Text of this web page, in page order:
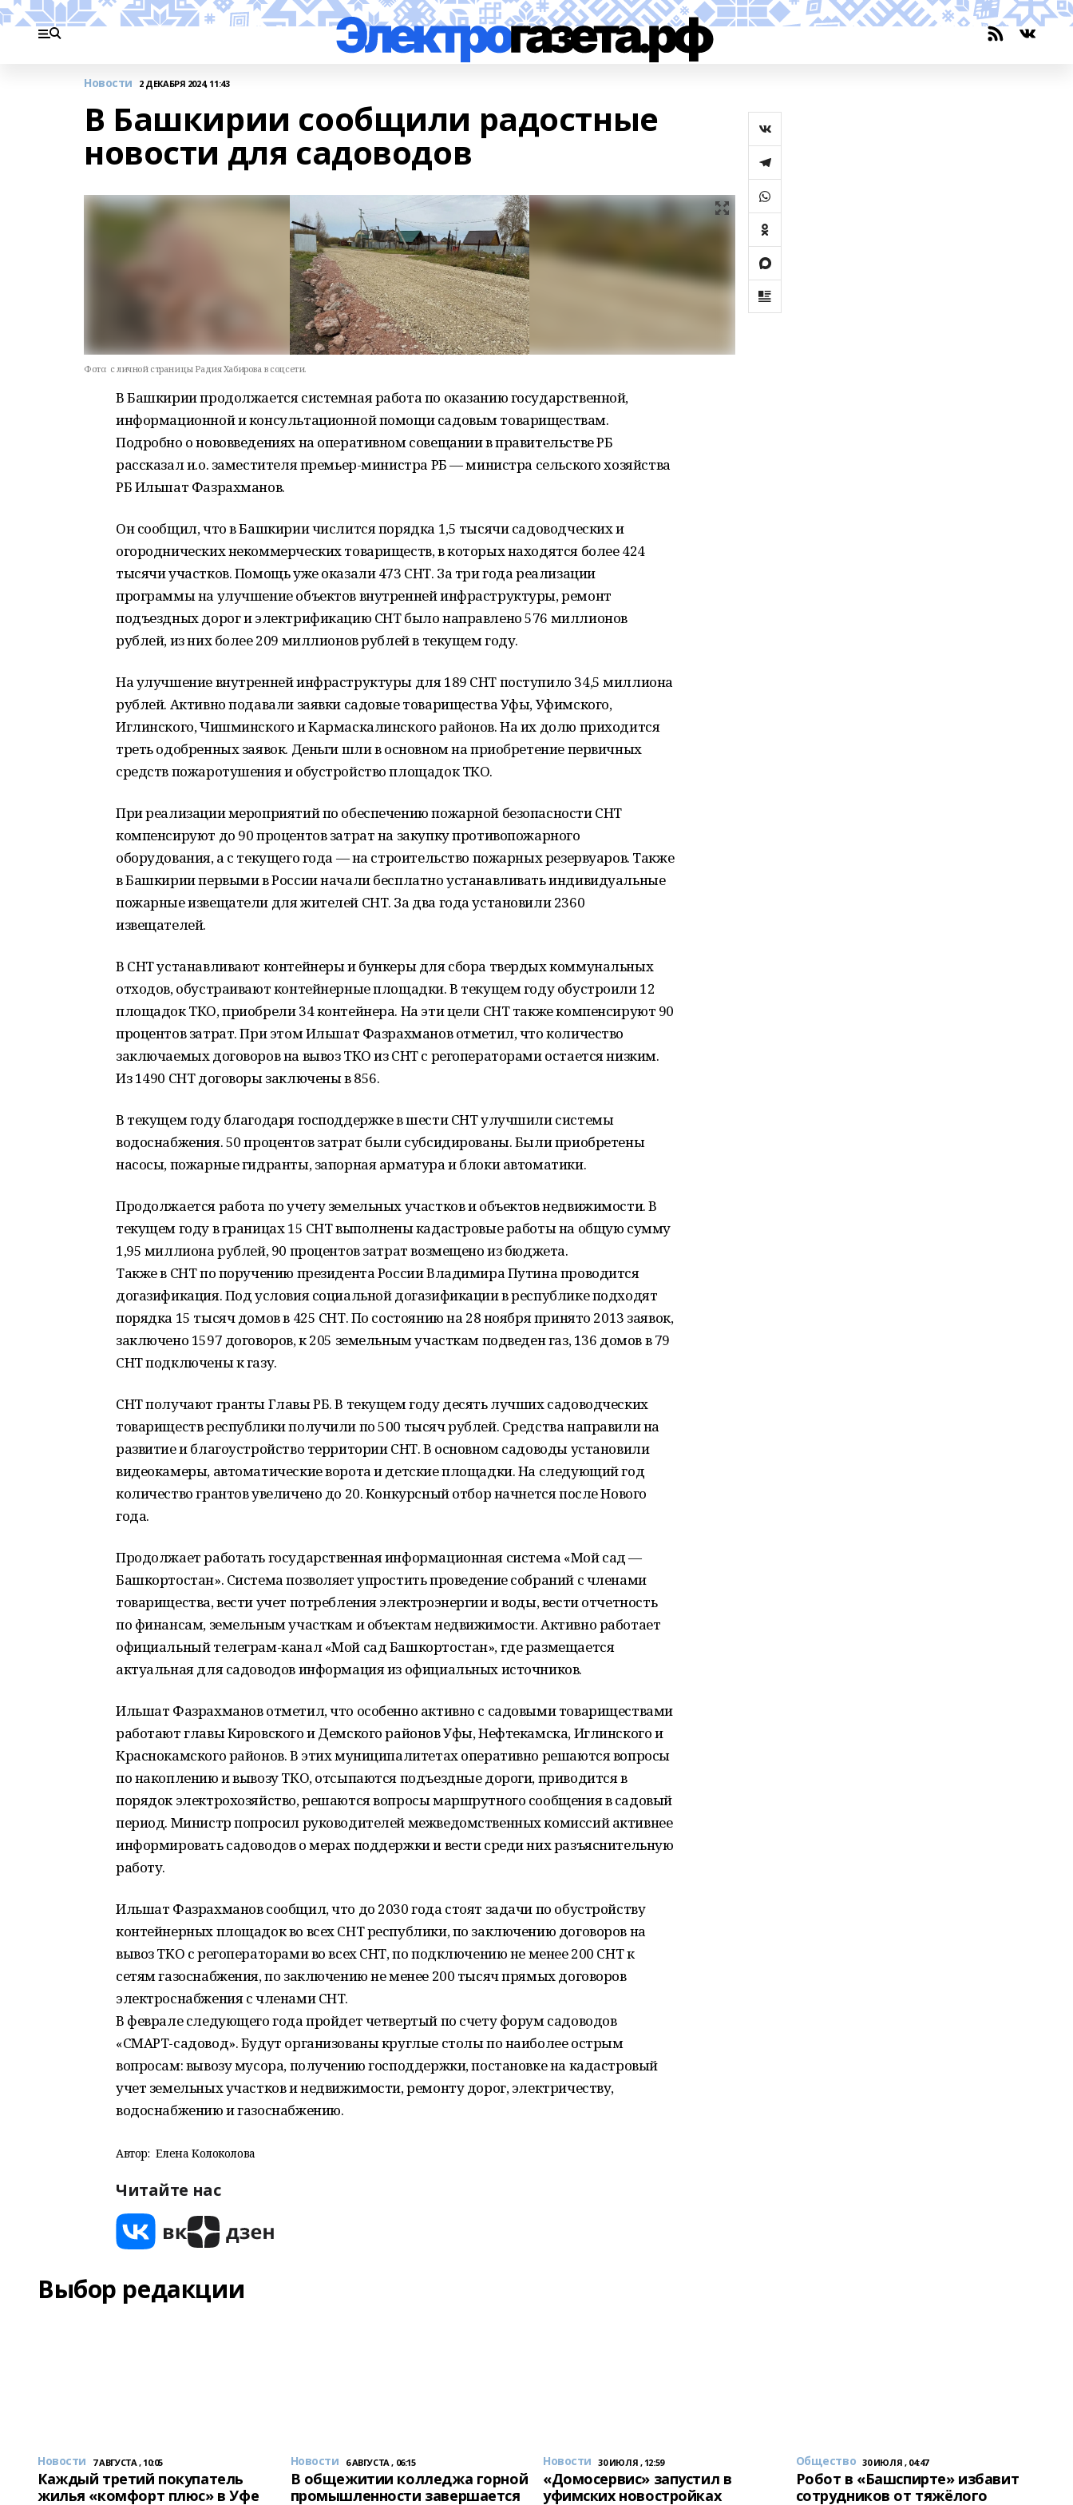
Новости 2 ДЕКАБРЯ 2024, 11:43
В Башкирии сообщили радостные
новости для садоводов
Фото: c личной страницы Радия Хабирова в соцсети.
В Башкирии продолжается системная работа по оказанию государственной,
информационной и консультационной помощи садовым товариществам.
Подробно о нововведениях на оперативном совещании в правительстве РБ
рассказал и.о. заместителя премьер-министра РБ — министра сельского хозяйства
РБ Ильшат Фазрахманов.
Он сообщил, что в Башкирии числится порядка 1,5 тысячи садоводческих и
огороднических некоммерческих товариществ, в которых находятся более 424
тысячи участков. Помощь уже оказали 473 СНТ. За три года реализации
программы на улучшение объектов внутренней инфраструктуры, ремонт
подъездных дорог и электрификацию СНТ было направлено 576 миллионов
рублей, из них более 209 миллионов рублей в текущем году.
На улучшение внутренней инфраструктуры для 189 СНТ поступило 34,5 миллиона
рублей. Активно подавали заявки садовые товарищества Уфы, Уфимского,
Иглинского, Чишминского и Кармаскалинского районов. На их долю приходится
треть одобренных заявок. Деньги шли в основном на приобретение первичных
средств пожаротушения и обустройство площадок ТКО.
При реализации мероприятий по обеспечению пожарной безопасности СНТ
компенсируют до 90 процентов затрат на закупку противопожарного
оборудования, а с текущего года — на строительство пожарных резервуаров. Также
в Башкирии первыми в России начали бесплатно устанавливать индивидуальные
пожарные извещатели для жителей СНТ. За два года установили 2360
извещателей.
В СНТ устанавливают контейнеры и бункеры для сбора твердых коммунальных
отходов, обустраивают контейнерные площадки. В текущем году обустроили 12
площадок ТКО, приобрели 34 контейнера. На эти цели СНТ также компенсируют 90
процентов затрат. При этом Ильшат Фазрахманов отметил, что количество
заключаемых договоров на вывоз ТКО из СНТ с регоператорами остается низким.
Из 1490 СНТ договоры заключены в 856.
В текущем году благодаря господдержке в шести СНТ улучшили системы
водоснабжения. 50 процентов затрат были субсидированы. Были приобретены
насосы, пожарные гидранты, запорная арматура и блоки автоматики.
Продолжается работа по учету земельных участков и объектов недвижимости. В
текущем году в границах 15 СНТ выполнены кадастровые работы на общую сумму
1,95 миллиона рублей, 90 процентов затрат возмещено из бюджета.
Также в СНТ по поручению президента России Владимира Путина проводится
догазификация. Под условия социальной догазификации в республике подходят
порядка 15 тысяч домов в 425 СНТ. По состоянию на 28 ноября принято 2013 заявок,
заключено 1597 договоров, к 205 земельным участкам подведен газ, 136 домов в 79
СНТ подключены к газу.
СНТ получают гранты Главы РБ. В текущем году десять лучших садоводческих
товариществ республики получили по 500 тысяч рублей. Средства направили на
развитие и благоустройство территории СНТ. В основном садоводы установили
видеокамеры, автоматические ворота и детские площадки. На следующий год
количество грантов увеличено до 20. Конкурсный отбор начнется после Нового
года.
Продолжает работать государственная информационная система «Мой сад —
Башкортостан». Система позволяет упростить проведение собраний с членами
товарищества, вести учет потребления электроэнергии и воды, вести отчетность
по финансам, земельным участкам и объектам недвижимости. Активно работает
официальный телеграм-канал «Мой сад Башкортостан», где размещается
актуальная для садоводов информация из официальных источников.
Ильшат Фазрахманов отметил, что особенно активно с садовыми товариществами
работают главы Кировского и Демского районов Уфы, Нефтекамска, Иглинского и
Краснокамского районов. В этих муниципалитетах оперативно решаются вопросы
по накоплению и вывозу ТКО, отсыпаются подъездные дороги, приводится в
порядок электрохозяйство, решаются вопросы маршрутного сообщения в садовый
период. Министр попросил руководителей межведомственных комиссий активнее
информировать садоводов о мерах поддержки и вести среди них разъяснительную
работу.
Ильшат Фазрахманов сообщил, что до 2030 года стоят задачи по обустройству
контейнерных площадок во всех СНТ республики, по заключению договоров на
вывоз ТКО с регоператорами во всех СНТ, по подключению не менее 200 СНТ к
сетям газоснабжения, по заключению не менее 200 тысяч прямых договоров
электроснабжения с членами СНТ.
В феврале следующего года пройдет четвертый по счету форум садоводов
«СМАРТ-садовод». Будут организованы круглые столы по наиболее острым
вопросам: вывозу мусора, получению господдержки, постановке на кадастровый
учет земельных участков и недвижимости, ремонту дорог, электричеству,
водоснабжению и газоснабжению.
Автор: Елена Колоколова
Читайте нас
Выбор редакции
Новости 7 АВГУСТА , 10:05
Каждый третий покупатель
жилья «комфорт плюс» в Уфе
Новости 6 АВГУСТА , 06:15
В общежитии колледжа горной
промышленности завершается
Новости 30 ИЮЛЯ , 12:59
«Домосервис» запустил в
уфимских новостройках
Общество 30 ИЮЛЯ , 04:47
Робот в «Башспирте» избавит
сотрудников от тяжёлого